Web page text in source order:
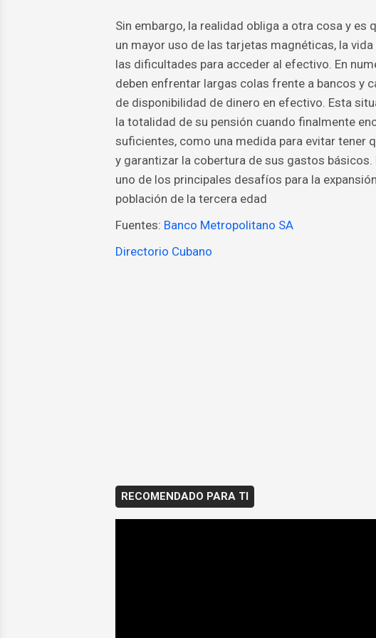
Sin embargo, la realidad obliga a otra cosa y es
un mayor uso de las tarjetas magnéticas, la
las dificultades para acceder al efectivo. En
deben enfrentar largas colas frente a bancos y
de disponibilidad de dinero en efectivo. Esta
la totalidad de su pensión cuando finalmente
suficientes, como una medida para evitar tener
y garantizar la cobertura de sus gastos
uno de los principales desafíos para la
población de la tercera edad
Fuentes: Banco Metropolitano SA
Directorio Cubano
RECOMENDADO PARA TI